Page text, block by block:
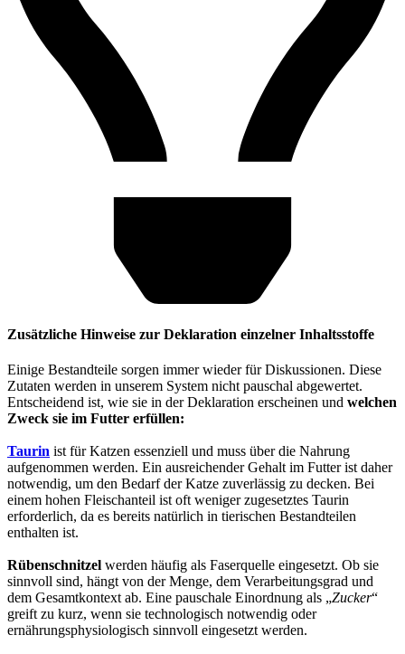
Zusätzliche Hinweise zur Deklaration einzelner Inhaltsstoffe
Einige Bestandteile sorgen immer wieder für Diskussionen. Diese
Zutaten werden in unserem System nicht pauschal abgewertet.
Entscheidend ist, wie sie in der Deklaration erscheinen und welchen
Zweck sie im Futter erfüllen:
Taurin ist für Katzen essenziell und muss über die Nahrung
aufgenommen werden. Ein ausreichender Gehalt im Futter ist daher
notwendig, um den Bedarf der Katze zuverlässig zu decken. Bei
einem hohen Fleischanteil ist oft weniger zugesetztes Taurin
erforderlich, da es bereits natürlich in tierischen Bestandteilen
enthalten ist.
Rübenschnitzel werden häufig als Faserquelle eingesetzt. Ob sie
sinnvoll sind, hängt von der Menge, dem Verarbeitungsgrad und
dem Gesamtkontext ab. Eine pauschale Einordnung als „Zucker“
greift zu kurz, wenn sie technologisch notwendig oder
ernährungsphysiologisch sinnvoll eingesetzt werden.